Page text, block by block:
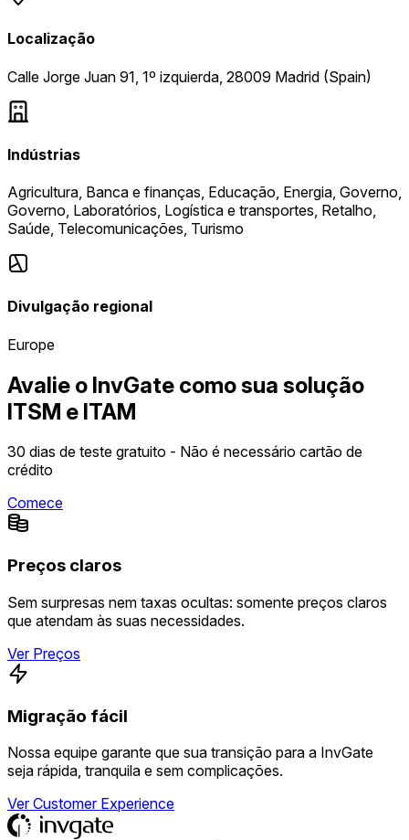
Localização
Calle Jorge Juan 91, 1º izquierda, 28009 Madrid (Spain)
Indústrias
Agricultura, Banca e finanças, Educação, Energia, Governo,
Governo, Laboratórios, Logística e transportes, Retalho,
Saúde, Telecomunicações, Turismo
Divulgação regional
Europe
Avalie o InvGate como sua solução
ITSM e ITAM
30 dias de teste gratuito - Não é necessário cartão de
crédito
Comece
Preços claros
Sem surpresas nem taxas ocultas: somente preços claros
que atendam às suas necessidades.
Ver Preços
Migração fácil
Nossa equipe garante que sua transição para a InvGate
seja rápida, tranquila e sem complicações.
Ver Customer Experience